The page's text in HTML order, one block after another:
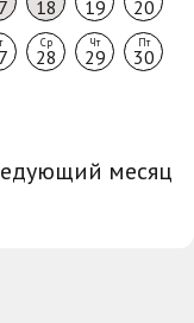
18 19 20
Ср
28
Чт
29
Пт
30
месяц